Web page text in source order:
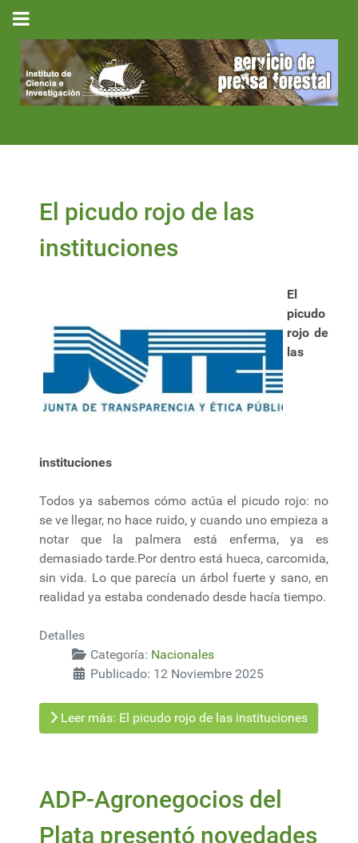
El picudo rojo de las
instituciones
El
picudo
rojo de
las
instituciones
Todos ya sabemos cómo actúa el picudo rojo: no
se ve llegar, no hace ruido, y cuando uno empieza a
notar que la palmera está enferma, ya es
demasiado tarde.Por dentro está hueca, carcomida,
sin vida. Lo que parecía un árbol fuerte y sano, en
realidad ya estaba condenado desde hacía tiempo.
Detalles
Categoría: Nacionales
Publicado: 12 Noviembre 2025
Leer más: El picudo rojo de las instituciones
ADP-Agronegocios del
Plata presentó novedades